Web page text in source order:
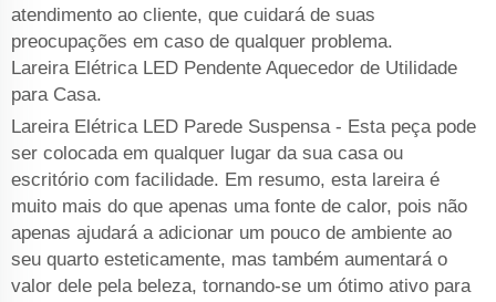
atendimento ao cliente, que cuidará de suas
preocupações em caso de qualquer problema.
Lareira Elétrica LED Pendente Aquecedor de Utilidade
para Casa.
Lareira Elétrica LED Parede Suspensa - Esta peça pode
ser colocada em qualquer lugar da sua casa ou
escritório com facilidade. Em resumo, esta lareira é
muito mais do que apenas uma fonte de calor, pois não
apenas ajudará a adicionar um pouco de ambiente ao
seu quarto esteticamente, mas também aumentará o
valor dele pela beleza, tornando-se um ótimo ativo para